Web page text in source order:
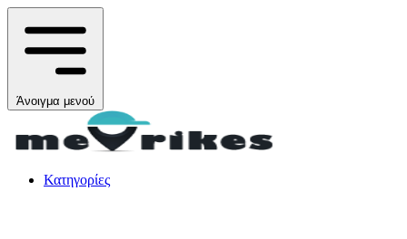
Άνοιγμα μενού
Κατηγορίες